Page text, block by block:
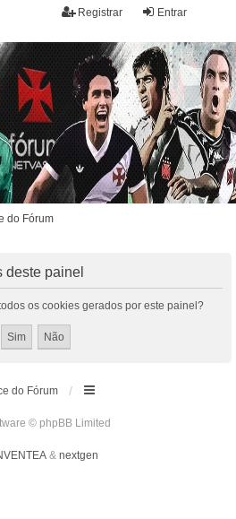
Entrar
Registrar
do Fórum
deste painel
os cookies gerados por este painel?
do Fórum
© phpBB Limited
& nextgen